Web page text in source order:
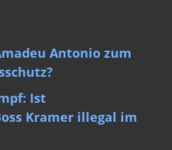
Antonio zum
Ist
Kramer illegal im